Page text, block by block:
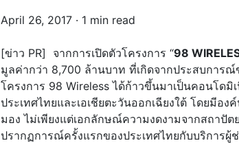
April 26, 2017 · 1 min read
[ข่าว PR] จากการเปิดตัวโครงการ “98
มูลค่ากว่า 8,700 ล้านบาท ที่เกิดจากประสบการ
โครงการ 98 Wireless ได้ก้าวขึ้นมาเป็นคอนโด
ประเทศไทยและเอเชียตะวันออกเฉียงใต้ โดยมีอ
มอง ไม่เพียงแต่เอกลักษณ์ความงดงามจากสถาปั
ปรากฏการณ์ครั้งแรกของประเทศไทยกับบริการผู้